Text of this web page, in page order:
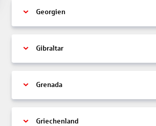
Georgien
Gibraltar
Grenada
Griechenland